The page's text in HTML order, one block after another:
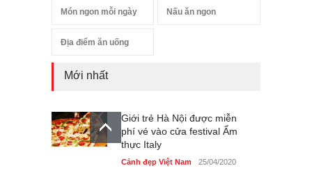
Món ngon mỗi ngày Nấu ăn ngon
Địa điểm ăn uống
Mới nhất
Giới trẻ Hà Nội được miễn
phí vé vào cửa festival Ẩm
thực Italy
Cảnh đẹp Việt Nam 25/04/2020